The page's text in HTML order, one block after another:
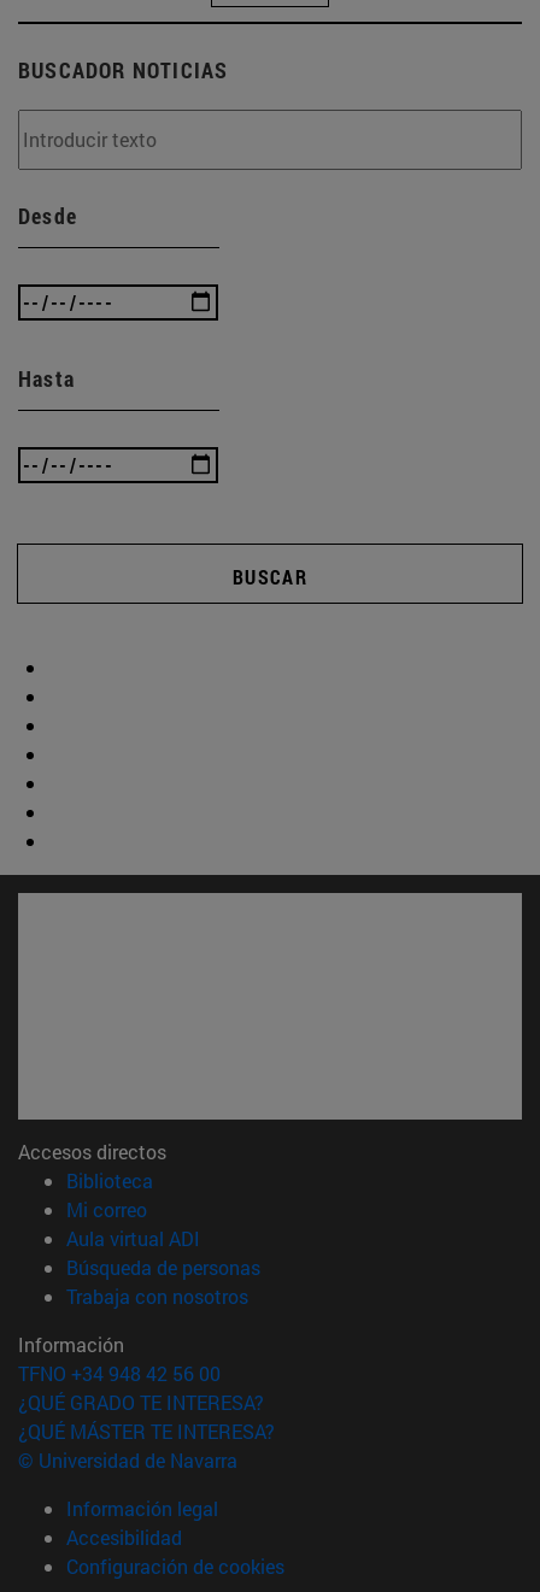
BUSCADOR NOTICIAS
Desde
Hasta
BUSCAR
Accesos directos
Biblioteca
Mi correo(abre en nueva ventana)
Aula virtual ADI
Búsqueda de personas(abre en nueva ventana)
Trabaja con nosotros(abre en nueva ventana)
Información
TFNO +34 948 42 56 00
¿QUÉ GRADO TE INTERESA?
¿QUÉ MÁSTER TE INTERESA?
© Universidad de Navarra
Información legal
Accesibilidad
Configuración de cookies